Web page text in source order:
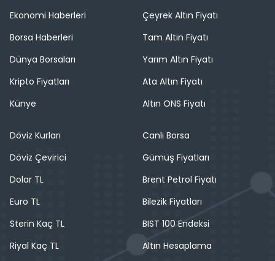
Ekonomi Haberleri
Borsa Haberleri
Dünya Borsaları
Kripto Fiyatları
Künye
Çeyrek Altın Fiyatı
Tam Altın Fiyatı
Yarım Altın Fiyatı
Ata Altın Fiyatı
Altın ONS Fiyatı
Döviz Kurları
Döviz Çevirici
Dolar TL
Euro TL
Sterin Kaç TL
Riyal Kaç TL
Canlı Borsa
Gümüş Fiyatları
Brent Petrol Fiyatı
Bilezik Fiyatları
BIST 100 Endeksi
Altın Hesaplama